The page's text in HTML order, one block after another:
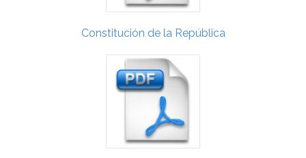
Constitución de la República